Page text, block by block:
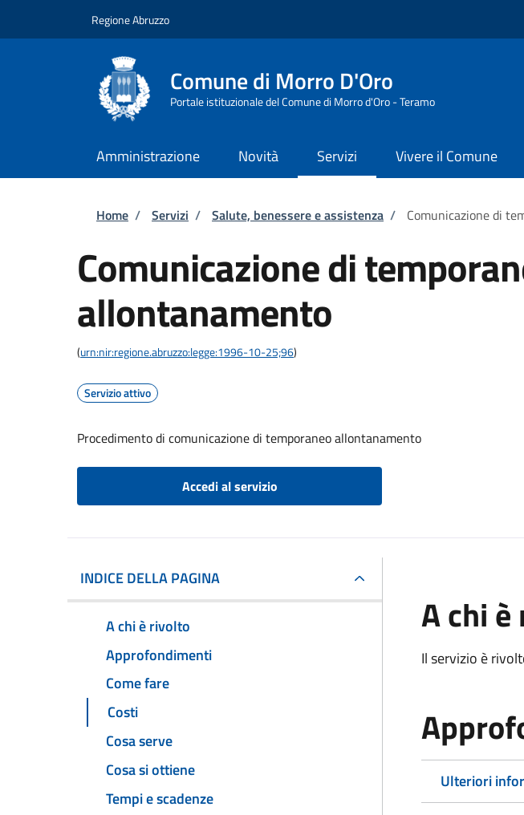
Regione Abruzzo
Comune di Morro D'Oro
Portale istituzionale del Comune di Morro d'Oro - Teramo
Amministrazione Novità Servizi Vivere il Comune
Briciole di pane
Home / Servizi / Salute, benessere e assistenza / Comunicazione di
Comunicazione di
allontanamento
(urn:nir:regione.abruzzo:legge:1996-10-25;96)
Servizio attivo
Procedimento di comunicazione di temporaneo allontanamento
Accedi al servizio
INDICE DELLA PAGINA
A chi è rivolto
Approfondimenti
Come fare
Costi
Cosa serve
Cosa si ottiene
Tempi e scadenze
A chi
Il servizio è
Ulteriori